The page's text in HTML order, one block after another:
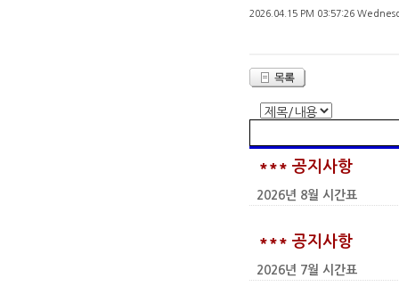
2026.04.15 PM 03:57:26
*** 공지사항
2026년 8월 시간표
*** 공지사항
2026년 7월 시간표